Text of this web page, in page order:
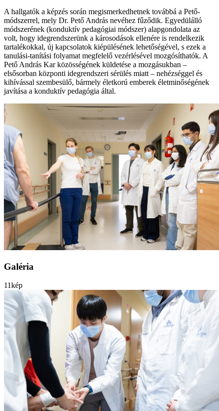
A hallgatók a képzés során megismerkedhetnek továbbá a Pető-
módszerrel, mely Dr. Pető András nevéhez fűződik. Egyedülálló
módszerének (konduktív pedagógiai módszer) alapgondolata az
volt, hogy idegrendszerünk a károsodások ellenére is rendelkezik
tartalékokkal, új kapcsolatok kiépülésének lehetőségével, s ezek a
tanulási-tanítási folyamat megfelelő vezérlésével mozgósíthatók. A
Pető András Kar közösségének küldetése a mozgásukban –
elsősorban központi idegrendszeri sérülés miatt – nehézséggel és
kihívással szembesülő, bármely életkorú emberek életminőségének
javítása a konduktív pedagógia által.
Galéria
11kép